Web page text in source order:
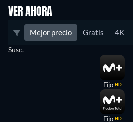
VER AHORA
Mejor precio Gratis 4K
Susc.
Fijo HD
Fijo HD